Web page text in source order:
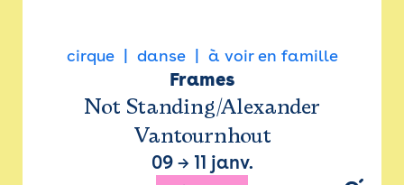
cirque danse à voir en famille
Frames
Not Standing/Alexander
Vantournhout
09→ 11 janv.